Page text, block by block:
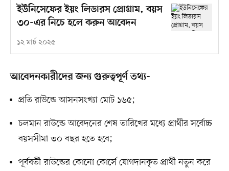
ইউনিসেফের ইয়ং লিডারস প্রোগ্রাম, বয়স
৩০-এর নিচে হলে করুন আবেদন
১২ মার্চ ২০২৫
আবেদনকারীদের জন্য গুরুত্বপূর্ণ তথ্য-
প্রতি রাউন্ডে আসনসংখ্যা মোট ১৬৫;
চলমান রাউন্ডে আবেদনের শেষ তারিখের মধ্যে প্রার্থীর সর্বোচ্চ
বয়সসীমা ৩০ বছর হতে হবে;
পূর্ববর্তী রাউন্ডের কোনো কোর্সে যোগদানকৃত প্রার্থী নতুন করে